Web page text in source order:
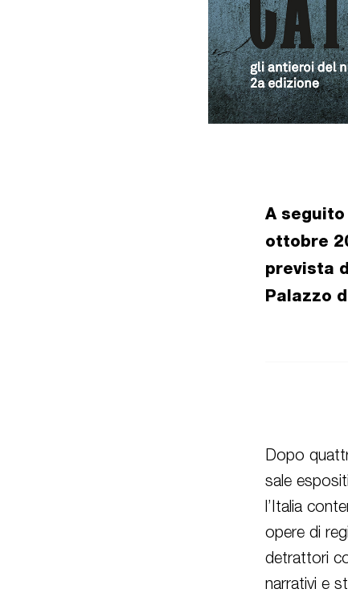
A
ottobre
prevista
Palazzo
Dopo
sale
l’Italia
opere di
detrattori
narrativi e